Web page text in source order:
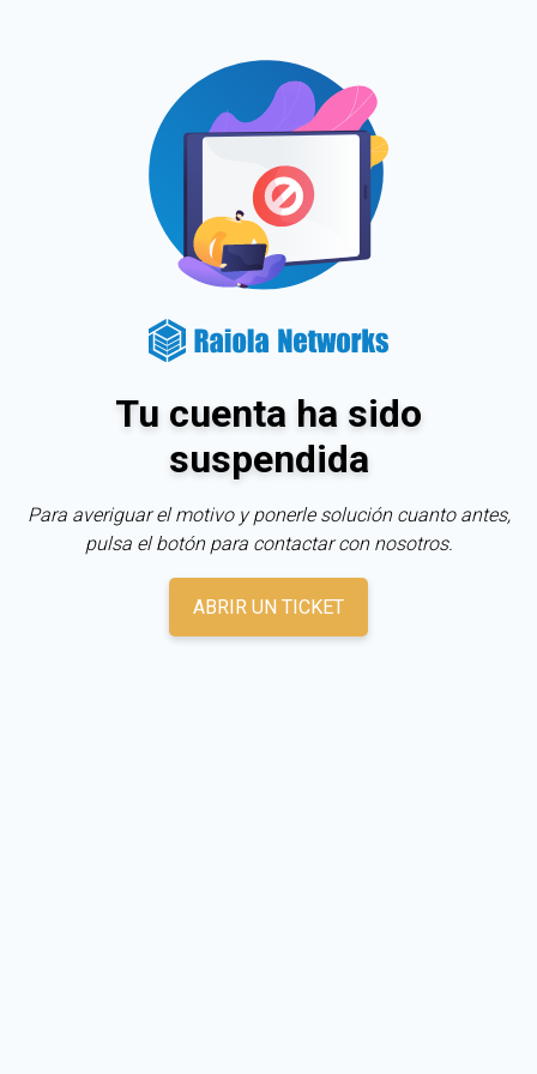
Tu cuenta ha sido
suspendida
Para averiguar el motivo y ponerle solución cuanto antes,
pulsa el botón para contactar con nosotros.
ABRIR UN TICKET